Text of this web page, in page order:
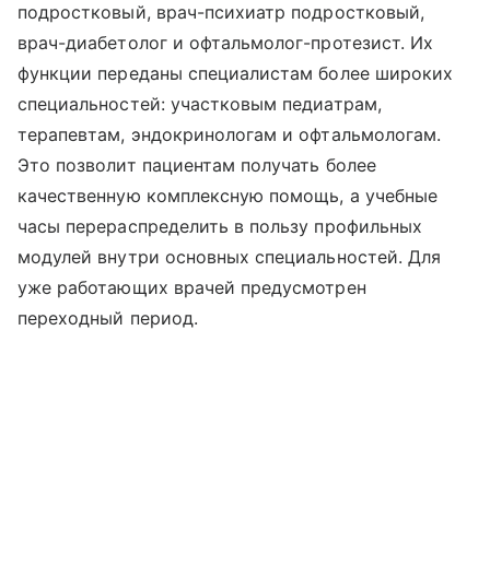
подростковый, врач-психиатр подростковый,
врач-диабетолог и офтальмолог-протезист. Их
функции переданы специалистам более широких
специальностей: участковым педиатрам,
терапевтам, эндокринологам и офтальмологам.
Это позволит пациентам получать более
качественную комплексную помощь, а учебные
часы перераспределить в пользу профильных
модулей внутри основных специальностей. Для
уже работающих врачей предусмотрен
переходный период.